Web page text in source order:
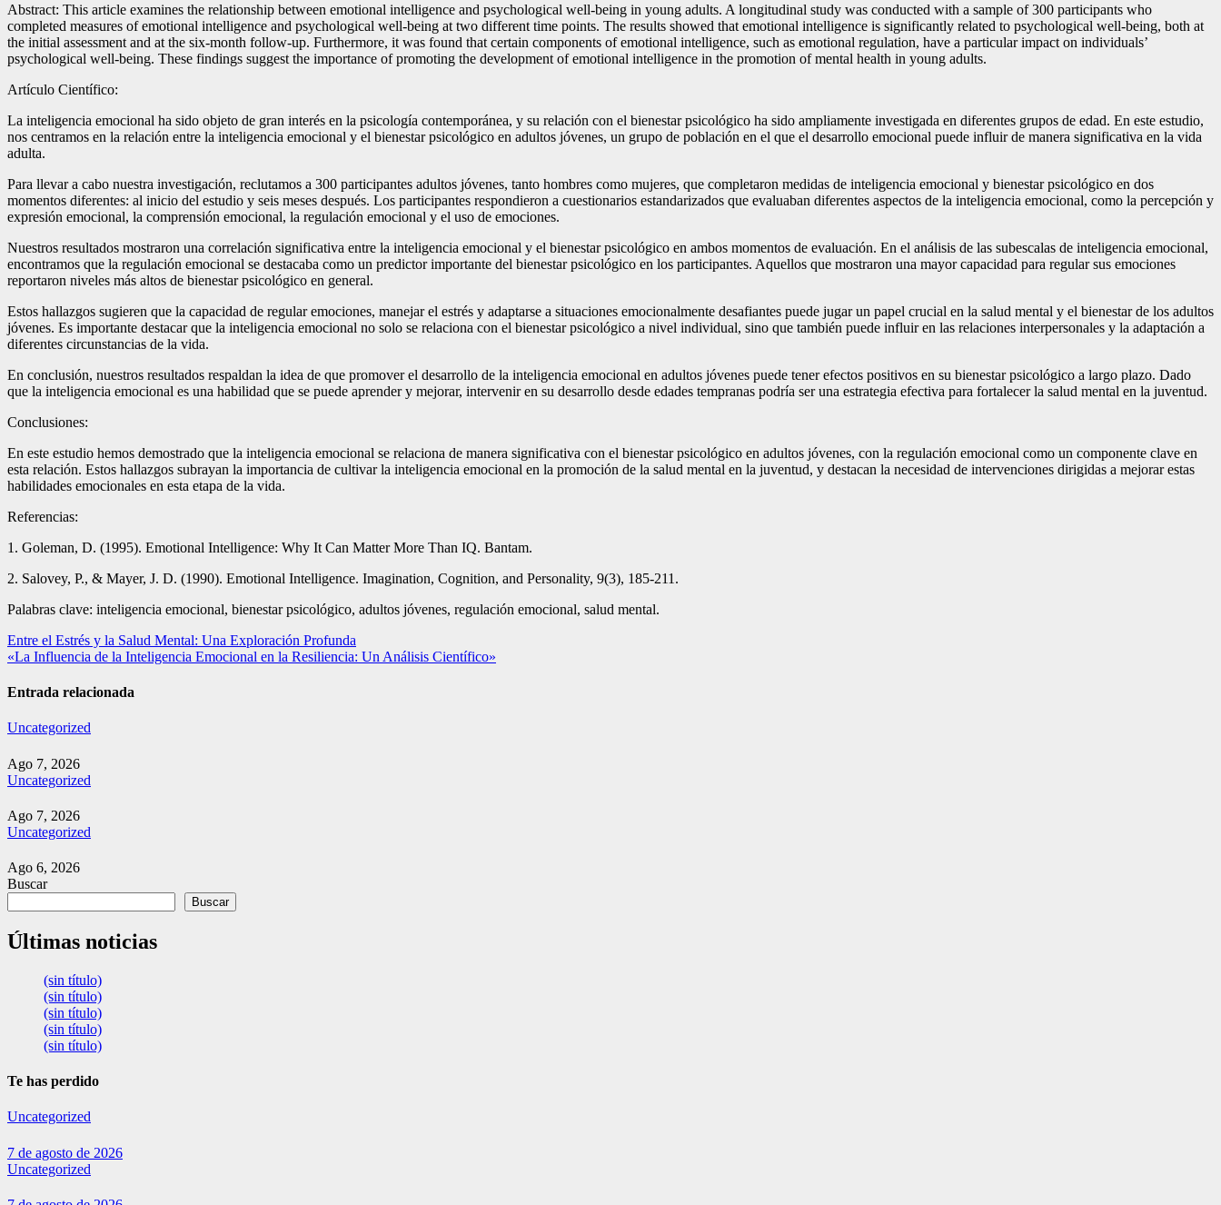
Abstract: This article examines the relationship between emotional intelligence and psychological well-being in young adults. A longitudinal study was conducted with a sample of 300 participants who
completed measures of emotional intelligence and psychological well-being at two different time points. The results showed that emotional intelligence is significantly related to psychological well-being, both at
the initial assessment and at the six-month follow-up. Furthermore, it was found that certain components of emotional intelligence, such as emotional regulation, have a particular impact on individuals’
psychological well-being. These findings suggest the importance of promoting the development of emotional intelligence in the promotion of mental health in young adults.
Artículo Científico:
La inteligencia emocional ha sido objeto de gran interés en la psicología contemporánea, y su relación con el bienestar psicológico ha sido ampliamente investigada en diferentes grupos de edad. En este estudio,
nos centramos en la relación entre la inteligencia emocional y el bienestar psicológico en adultos jóvenes, un grupo de población en el que el desarrollo emocional puede influir de manera significativa en la vida
adulta.
Para llevar a cabo nuestra investigación, reclutamos a 300 participantes adultos jóvenes, tanto hombres como mujeres, que completaron medidas de inteligencia emocional y bienestar psicológico en dos
momentos diferentes: al inicio del estudio y seis meses después. Los participantes respondieron a cuestionarios estandarizados que evaluaban diferentes aspectos de la inteligencia emocional, como la percepción y
expresión emocional, la comprensión emocional, la regulación emocional y el uso de emociones.
Nuestros resultados mostraron una correlación significativa entre la inteligencia emocional y el bienestar psicológico en ambos momentos de evaluación. En el análisis de las subescalas de inteligencia emocional,
encontramos que la regulación emocional se destacaba como un predictor importante del bienestar psicológico en los participantes. Aquellos que mostraron una mayor capacidad para regular sus emociones
reportaron niveles más altos de bienestar psicológico en general.
Estos hallazgos sugieren que la capacidad de regular emociones, manejar el estrés y adaptarse a situaciones emocionalmente desafiantes puede jugar un papel crucial en la salud mental y el bienestar de los adultos
jóvenes. Es importante destacar que la inteligencia emocional no solo se relaciona con el bienestar psicológico a nivel individual, sino que también puede influir en las relaciones interpersonales y la adaptación a
diferentes circunstancias de la vida.
En conclusión, nuestros resultados respaldan la idea de que promover el desarrollo de la inteligencia emocional en adultos jóvenes puede tener efectos positivos en su bienestar psicológico a largo plazo. Dado
que la inteligencia emocional es una habilidad que se puede aprender y mejorar, intervenir en su desarrollo desde edades tempranas podría ser una estrategia efectiva para fortalecer la salud mental en la juventud.
Conclusiones:
En este estudio hemos demostrado que la inteligencia emocional se relaciona de manera significativa con el bienestar psicológico en adultos jóvenes, con la regulación emocional como un componente clave en
esta relación. Estos hallazgos subrayan la importancia de cultivar la inteligencia emocional en la promoción de la salud mental en la juventud, y destacan la necesidad de intervenciones dirigidas a mejorar estas
habilidades emocionales en esta etapa de la vida.
Referencias:
1. Goleman, D. (1995). Emotional Intelligence: Why It Can Matter More Than IQ. Bantam.
2. Salovey, P., & Mayer, J. D. (1990). Emotional Intelligence. Imagination, Cognition, and Personality, 9(3), 185-211.
Palabras clave: inteligencia emocional, bienestar psicológico, adultos jóvenes, regulación emocional, salud mental.
Navegación
de
entradas
Entre el Estrés y la Salud Mental: Una Exploración Profunda
«La Influencia de la Inteligencia Emocional en la Resiliencia: Un Análisis Científico»
Entrada relacionada
Uncategorized
Ago 7, 2026
Uncategorized
Ago 7, 2026
Uncategorized
Ago 6, 2026
Buscar
Buscar
Últimas noticias
(sin título)
(sin título)
(sin título)
(sin título)
(sin título)
Te has perdido
Uncategorized
7 de agosto de 2026
Uncategorized